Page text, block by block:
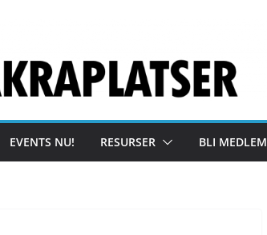
EVENTS NU! RESURSER BLI MEDLEM